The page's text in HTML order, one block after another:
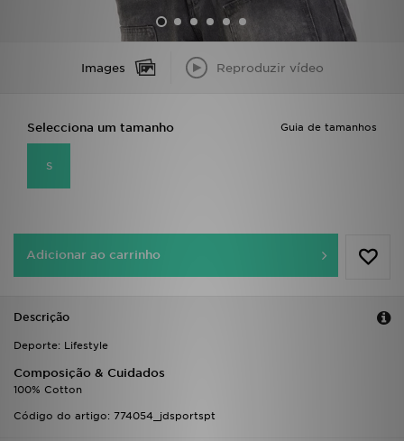
Images Reproduzir vídeo
Guia de tamanhos
Selecciona um tamanho
S
Adicionar ao carrinho
Descrição
Deporte: Lifestyle
Composição & Cuidados
100% Cotton
Código do artigo: 774054_jdsportspt
ESTADO DO TEU PEDIDO
ATENÇÃO AO CLIENTE